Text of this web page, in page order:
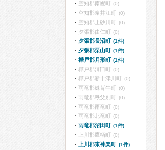
空知郡南幌町 (0)
空知郡奈井江町 (0)
空知郡上砂川町 (0)
夕張郡由仁町 (0)
夕張郡長沼町 (1件)
夕張郡栗山町 (1件)
樺戸郡月形町 (1件)
樺戸郡浦臼町 (0)
樺戸郡新十津川町 (0)
雨竜郡妹背牛町 (0)
雨竜郡秩父別町 (0)
雨竜郡雨竜町 (0)
雨竜郡北竜町 (0)
雨竜郡沼田町 (1件)
上川郡鷹栖町 (0)
上川郡東神楽町 (1件)